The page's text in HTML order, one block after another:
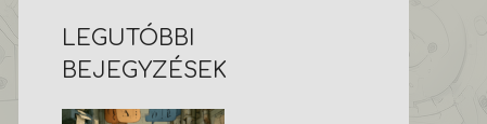
LEGUTÓBBI
BEJEGYZÉSEK